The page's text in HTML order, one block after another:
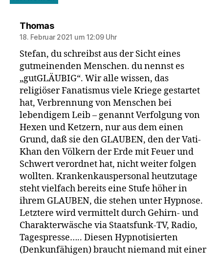
Thomassagt:
18. Februar 2021 um 12:09 Uhr
Stefan, du schreibst aus der Sicht eines
gutmeinenden Menschen. du nennst es
„gutGLÄUBIG“. Wir alle wissen, das
religiöser Fanatismus viele Kriege gestartet
hat, Verbrennung von Menschen bei
lebendigem Leib – genannt Verfolgung von
Hexen und Ketzern, nur aus dem einen
Grund, daß sie den GLAUBEN, den der Vati-
Khan den Völkern der Erde mit Feuer und
Schwert verordnet hat, nicht weiter folgen
wollten. Krankenkauspersonal heutzutage
steht vielfach bereits eine Stufe höher in
ihrem GLAUBEN, die stehen unter Hypnose.
Letztere wird vermittelt durch Gehirn- und
Charakterwäsche via Staatsfunk-TV, Radio,
Tagespresse….. Diesen Hypnotisierten
(Denkunfähigen) braucht niemand mit einer